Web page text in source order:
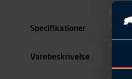
Specifikationer
Størrelse
Varebeskrivelse